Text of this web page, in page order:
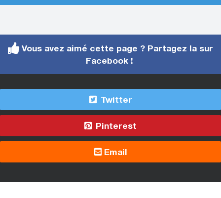
Vous avez aimé cette page ? Partagez la sur
Facebook !
Twitter
Pinterest
Email